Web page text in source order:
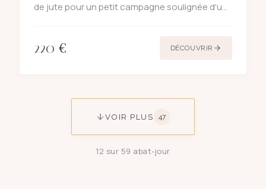
de jute pour un petit campagne soulignée d'un
douce et chaleureuse
220 € DÉCOUVRIR
VOIR PLUS 47
12 sur 59 abat-jour